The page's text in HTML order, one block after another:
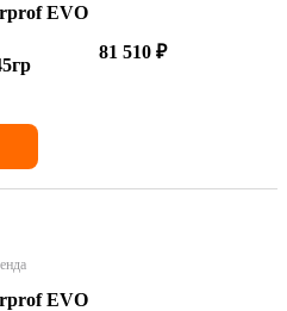
EVO
81 510 ₽
EVO